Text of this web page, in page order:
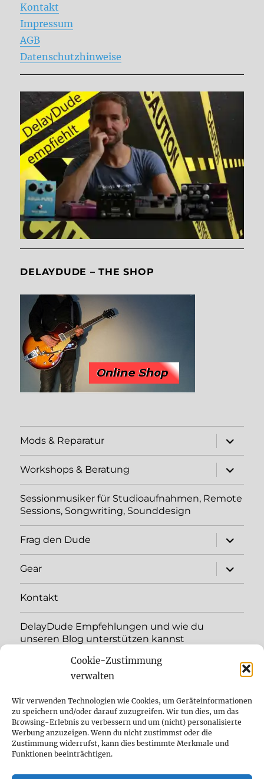
Cookie-Zustimmung
verwalten
Wir verwenden Technologien wie Cookies, um Geräteinformationen
zu speichern und/oder darauf zuzugreifen. Wir tun dies, um das
Browsing-Erlebnis zu verbessern und um (nicht) personalisierte
Werbung anzuzeigen. Wenn du nicht zustimmst oder die
Zustimmung widerrufst, kann dies bestimmte Merkmale und
Funktionen beeinträchtigen.
Kontakt
Impressum
AGB
Datenschutzhinweise
DELAYDUDE – THE SHOP
Mods & Reparatur
öffnen
Workshops & Beratung
öffnen
Sessionmusiker für Studioaufnahmen, Remote
Sessions, Songwriting, Sounddesign
Frag den Dude
öffnen
Gear
öffnen
Kontakt
DelayDude Empfehlungen und wie du
unseren Blog unterstützen kannst
öffnen
YouTube
Instagram
Feed